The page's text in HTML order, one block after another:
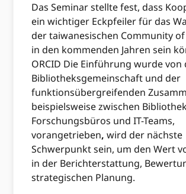
Das Seminar stellte fest, dass
ein wichtiger Eckpfeiler für das
der taiwanesischen Community
in den kommenden Jahren sein
ORCID Die Einführung wurde von
Bibliotheksgemeinschaft und der
funktionsübergreifenden
beispielsweise zwischen
Forschungsbüros und IT-Teams,
vorangetrieben,wird der nächste
Schwerpunkt sein, um den Wert
in der Berichterstattung,
strategischen Planung.